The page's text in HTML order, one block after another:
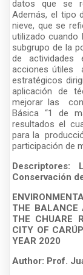
datos que se
Además, el tipo
nieve, que se
utilizado
subgrupo de la
de actividades
acciones útiles
estratégicos
aplicación de
mejorar las
Básica “1 de
resultados el
para la
participación de
Descriptores:
Conservación
THE BALANCE
THE CHUARE
CITY OF
YEAR 2020
Author: Prof.